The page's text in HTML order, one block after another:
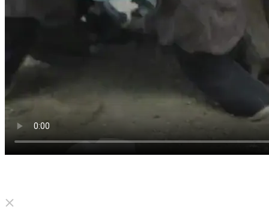
Click to unmute
Ces biscuits sont tellement délicieux.